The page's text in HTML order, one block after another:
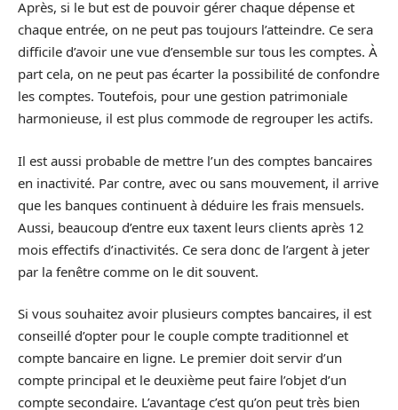
Après, si le but est de pouvoir gérer chaque dépense et
chaque entrée, on ne peut pas toujours l’atteindre. Ce sera
difficile d’avoir une vue d’ensemble sur tous les comptes. À
part cela, on ne peut pas écarter la possibilité de confondre
les comptes. Toutefois, pour une gestion patrimoniale
harmonieuse, il est plus commode de regrouper les actifs.
Il est aussi probable de mettre l’un des comptes bancaires
en inactivité. Par contre, avec ou sans mouvement, il arrive
que les banques continuent à déduire les frais mensuels.
Aussi, beaucoup d’entre eux taxent leurs clients après 12
mois effectifs d’inactivités. Ce sera donc de l’argent à jeter
par la fenêtre comme on le dit souvent.
Si vous souhaitez avoir plusieurs comptes bancaires, il est
conseillé d’opter pour le couple compte traditionnel et
compte bancaire en ligne. Le premier doit servir d’un
compte principal et le deuxième peut faire l’objet d’un
compte secondaire. L’avantage c’est qu’on peut très bien